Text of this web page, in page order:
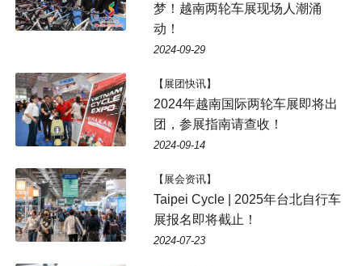
梦！越南两轮车展现场人潮涌
动！
2024-09-29
【展团快讯】
2024年越南国际两轮车展即将出
团，参展指南请查收！
2024-09-14
【展会资讯】
Taipei Cycle | 2025年台北自行车
展报名即将截止！
2024-07-23